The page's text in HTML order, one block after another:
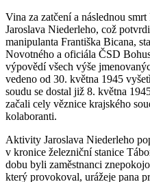
Vina za zatčení a následnou
Jaroslava Niederleho, což
manipulanta Františka Bicana,
Novotného a oficiála ČSD
výpovědí všech výše
vedeno od 30. května 1945
soudu se dostal již 8. května
začali cely věznice krajského
kolaboranti.
Aktivity Jaroslava Niederleho
v kronice železniční stanice
dobu byli zaměstnanci
který provokoval, urážeje pana